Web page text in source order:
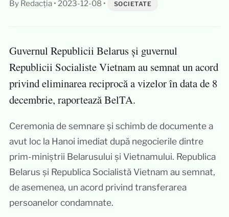
By Redacția• 2023-12-08• SOCIETATE
Guvernul Republicii Belarus și guvernul
Republicii Socialiste Vietnam au semnat un acord
privind eliminarea reciprocă a vizelor în data de 8
decembrie, raportează BelTA.
Ceremonia de semnare și schimb de documente a
avut loc la Hanoi imediat după negocierile dintre
prim-miniștrii Belarusului și Vietnamului. Republica
Belarus și Republica Socialistă Vietnam au semnat,
de asemenea, un acord privind transferarea
persoanelor condamnate.